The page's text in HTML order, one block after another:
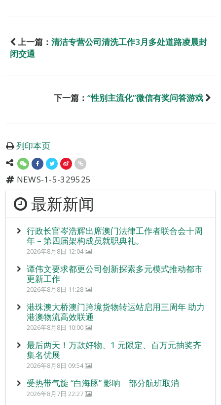
上一篇： 清洁专营公司清洗工作3月多处道路凌晨封
闭交通
下一篇： “性别主流化”微信有奖问答游戏
列印本页
NEWS-1-5-329525
最新新闻
行政长官岑浩辉出席澳门法律工作者联合会十周
年 – 第四届架构成员就职典礼。
2026年8月8日 12:04
谭伟文要求都更公司创新探索多元模式推动都市
更新工作
2026年8月8日 11:28
港珠澳大桥澳门跨境货物转运站启用三周年 助力
港澳物流高效联通
2026年8月8日 10:00
最后两天！万款好物、1 元限定、百万元抽奖齐
集名优展
2026年8月8日 09:54
受热带气旋 “白海豚” 影响 部分航班取消
2026年8月7日 22:27